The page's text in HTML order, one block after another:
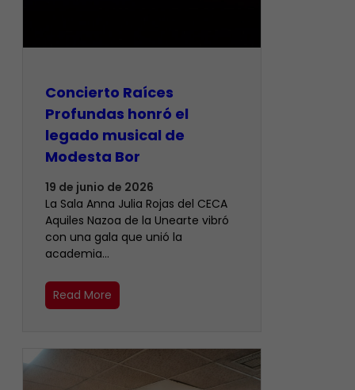
​Concierto Raíces
Profundas honró el
legado musical de
Modesta Bor
19 de junio de 2026
La Sala Anna Julia Rojas del CECA
Aquiles Nazoa de la Unearte vibró
con una gala que unió la
academia…
Read More